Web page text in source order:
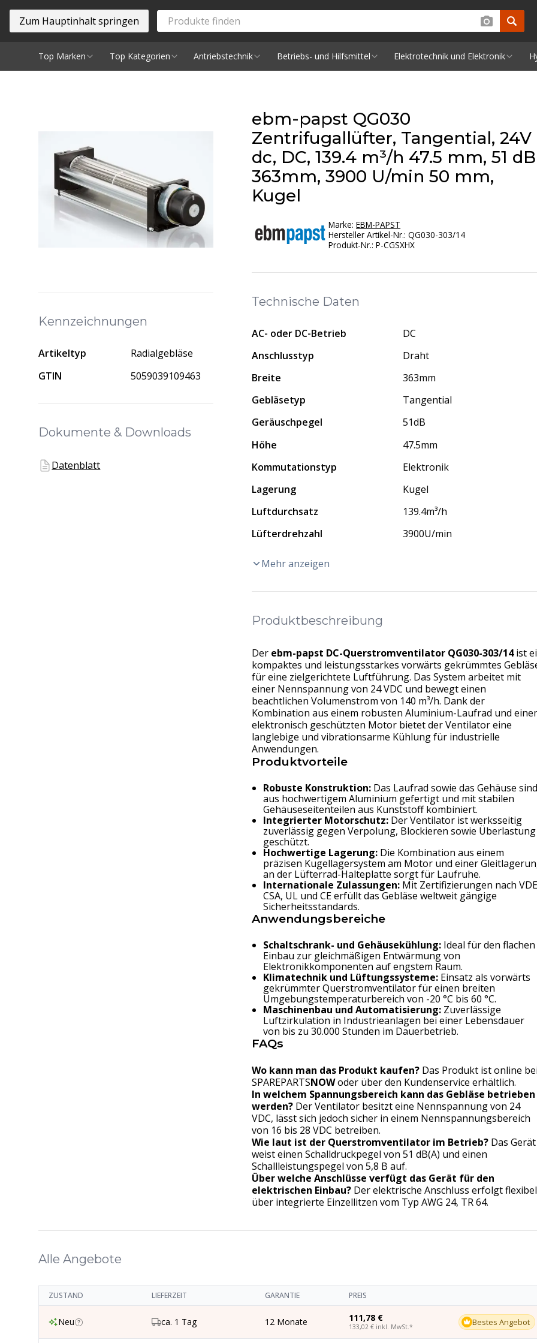
Zum Hauptinhalt springen
Top Marken Top Kategorien Antriebstechnik Betriebs- und Hilfsmittel Elektrotechnik und Elektronik
ebm-papst QG030
Zentrifugallüfter, Tangential, 24V
dc, DC, 139.4 m³/h 47.5 mm, 51 dB
363mm, 3900 U/min 50 mm,
Kugel
Marke:EBM-PAPST
Hersteller Artikel-Nr.:QG030-303/14
Produkt-Nr.:P-CGSXHX
Technische Daten
AC- oder DC-Betrieb
DC
Anschlusstyp
Draht
Breite
363mm
Gebläsetyp
Tangential
Geräuschpegel
51dB
Höhe
47.5mm
Kommutationstyp
Elektronik
Lagerung
Kugel
Luftdurchsatz
139.4m³/h
Lüfterdrehzahl
3900U/min
Mehr anzeigen
Produktbeschreibung
Der ebm-papst DC-Querstromventilator QG030-303/14ist
kompaktes und leistungsstarkes vorwärts gekrümmtes
für eine zielgerichtete Luftführung. Das System arbeitet mit
einer Nennspannung von 24 VDC und bewegt einen
beachtlichen Volumenstrom von 140 m³/h. Dank der
Kombination aus einem robusten Aluminium-Laufrad und
elektronisch geschützten Motor bietet der Ventilator eine
langlebige und vibrationsarme Kühlung für industrielle
Anwendungen.
Produktvorteile
Robuste Konstruktion: Das Laufrad sowie das Gehäuse sind
aus hochwertigem Aluminium gefertigt und mit stabilen
Gehäuseseitenteilen aus Kunststoff kombiniert.
Integrierter Motorschutz: Der Ventilator ist werksseitig
zuverlässig gegen Verpolung, Blockieren sowie Überlastung
geschützt.
Hochwertige Lagerung: Die Kombination aus einem
präzisen Kugellagersystem am Motor und einer
an der Lüfterrad-Halteplatte sorgt für Laufruhe.
Internationale Zulassungen: Mit Zertifizierungen nach
CSA, UL und CE erfüllt das Gebläse weltweit gängige
Sicherheitsstandards.
Anwendungsbereiche
Schaltschrank- und Gehäusekühlung: Ideal für den flachen
Einbau zur gleichmäßigen Entwärmung von
Elektronikkomponenten auf engstem Raum.
Klimatechnik und Lüftungssysteme: Einsatz als vorwärts
gekrümmter Querstromventilator für einen breiten
Umgebungstemperaturbereich von -20 °C bis 60 °C.
Maschinenbau und Automatisierung: Zuverlässige
Luftzirkulation in Industrieanlagen bei einer Lebensdauer
von bis zu 30.000 Stunden im Dauerbetrieb.
FAQs
Wo kann man das Produkt kaufen? Das Produkt ist online bei
SPAREPARTSNOWoder über den Kundenservice erhältlich.
In welchem Spannungsbereich kann das Gebläse betrieben
werden? Der Ventilator besitzt eine Nennspannung von 24
VDC, lässt sich jedoch sicher in einem Nennspannungsbereich
von 16 bis 28 VDC betreiben.
Wie laut ist der Querstromventilator im Betrieb? Das Gerät
weist einen Schalldruckpegel von 51 dB(A) und einen
Schallleistungspegel von 5,8 B auf.
Über welche Anschlüsse verfügt das Gerät für den
elektrischen Einbau? Der elektrische Anschluss erfolgt flexibel
über integrierte Einzellitzen vom Typ AWG 24, TR 64.
Kennzeichnungen
Artikeltyp
Radialgebläse
GTIN
5059039109463
Dokumente & Downloads
Datenblatt
Alle Angebote
ZUSTAND LIEFERZEIT GARANTIE PREIS
Neu ca. 1 Tag 12 Monate 111,78 €
133,02 € inkl. MwSt.* Bestes Angebot